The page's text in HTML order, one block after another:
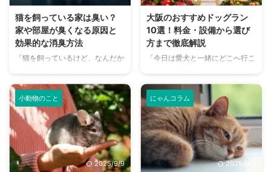
猫を飼っている家は臭い？
家や部屋が臭くなる原因と
効果的な消臭方法
「猫を飼っているけど、なんだか
悩みはありませんか？猫との暮ら
しは幸せで満ちていますが、独特
のにおいが気になるという飼い主
さんは少なくありません。 特
に、来客時などは「うちのにお
い、大丈夫かな？」と不安に感じ
てしまうこともあるでしょう。
この記事では、猫のにおいの原因
大阪のおすすめドッグラン
10選！料金・設備から選び
方まで徹底解説
「今日は愛犬と一緒にどこへ行こ
か？大阪には、広大な敷地でのび
のびと遊べるドッグランから、都
心でアクセスしやすい便利な施設
まで、魅力的なドッグランがたく
さんあります。 しかし、「初め
てドッグランに行くから不安」
「どの施設が愛犬に合っているか
わからない」という方も多いので
小動物のこと
2025/9/9
にゃんコラム
2025/9/9